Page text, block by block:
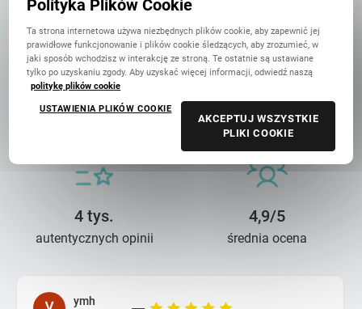
14 lat troski 90 mln+
wydrukowanych zdjęć
4 tys.
autentycznych opinii
4,9/5
średnia ocena
ymh
Polityka Plików Cookie
Ta strona internetowa używa niezbędnych plików cookie, aby zapewnić jej
prawidłowe funkcjonowanie i plików cookie śledzących, aby zrozumieć, w
jaki sposób wchodzisz w interakcję ze stroną. Te ostatnie są ustawiane
tylko po uzyskaniu zgody. Aby uzyskać więcej informacji, odwiedź naszą
politykę plików cookie
USTAWIENIA PLIKÓW COOKIE
AKCEPTUJ WSZYSTKIE
PLIKI COOKIE